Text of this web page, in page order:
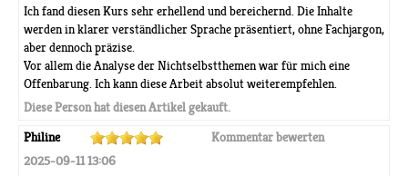
Ich fand diesen Kurs sehr erhellend und bereichernd. Die Inhalte
werden in klarer verständlicher Sprache präsentiert, ohne Fachjargon,
aber dennoch präzise.
Vor allem die Analyse der Nichtselbstthemen war für mich eine
Offenbarung. Ich kann diese Arbeit absolut weiterempfehlen.
Diese Person hat diesen Artikel gekauft.
Philine
Kommentar bewerten
2025-09-11 13:06